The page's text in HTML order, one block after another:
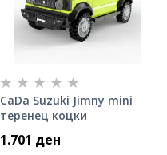
CaDa Suzuki Jimny mini
теренец коцки
1.701 ден